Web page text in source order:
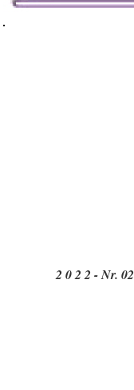
2 0 2 2 - Nr. 02